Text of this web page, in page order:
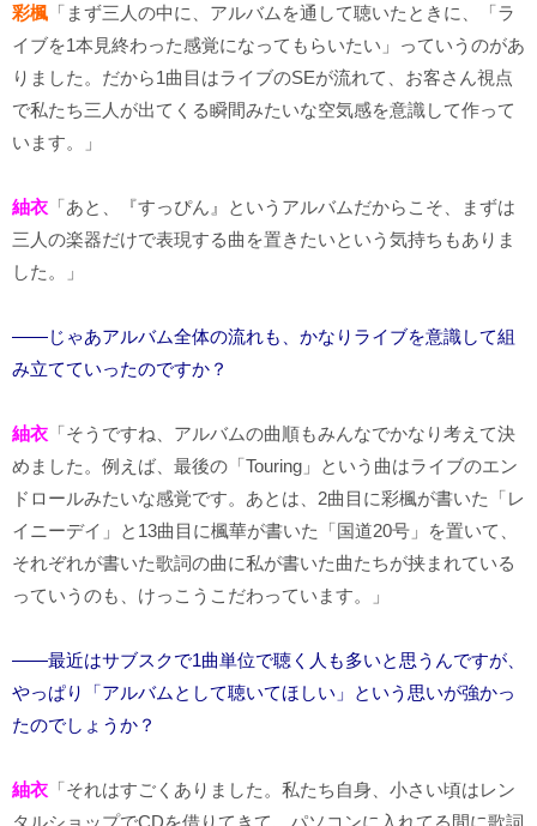
彩楓 「まず三人の中に、アルバムを通して聴いたときに、「ラ
イブを1本見終わった感覚になってもらいたい」っていうのがあ
りました。だから1曲目はライブのSEが流れて、お客さん視点
で私たち三人が出てくる瞬間みたいな空気感を意識して作って
います。」
紬衣 「あと、『すっぴん』というアルバムだからこそ、まずは
三人の楽器だけで表現する曲を置きたいという気持ちもありま
した。」
――じゃあアルバム全体の流れも、かなりライブを意識して組
み立てていったのですか？
紬衣 「そうですね、アルバムの曲順もみんなでかなり考えて決
めました。例えば、最後の「Touring」という曲はライブのエン
ドロールみたいな感覚です。あとは、2曲目に彩楓が書いた「レ
イニーデイ」と13曲目に楓華が書いた「国道20号」を置いて、
それぞれが書いた歌詞の曲に私が書いた曲たちが挟まれている
っていうのも、けっこうこだわっています。」
――最近はサブスクで1曲単位で聴く人も多いと思うんですが、
やっぱり「アルバムとして聴いてほしい」という思いが強かっ
たのでしょうか？
紬衣 「それはすごくありました。私たち自身、小さい頃はレン
タルショップでCDを借りてきて、パソコンに入れてる間に歌詞